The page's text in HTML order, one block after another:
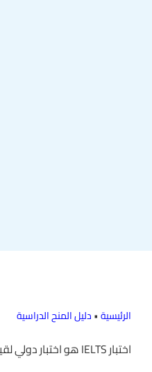
الرئيسية•دليل المنح الدراسية
اختبار IELTS هو اختبار دولي لقياس كفاءة اللغة الإنجليزية.